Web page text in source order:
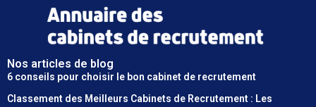
Nos articles de blog
6 conseils pour choisir le bon cabinet de recrutement
Classement des Meilleurs Cabinets de Recrutement : Les